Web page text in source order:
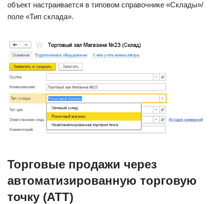
объект настраивается в типовом справочнике «Склады»/
поле «Тип склада».
Торговые продажи через
автоматизированную торговую
точку (АТТ)